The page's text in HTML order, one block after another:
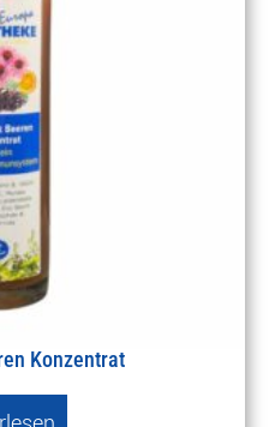
Konzentrat